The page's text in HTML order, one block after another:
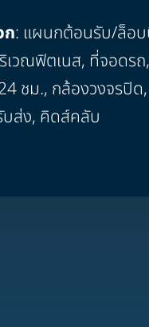
ก: แผนกต้อนรับ/ล็อบ
เวณฟิตเนส, ที่จอดรถ
ชม., กล้องวงจรปิด
บส่ง, คิดส์คลับ